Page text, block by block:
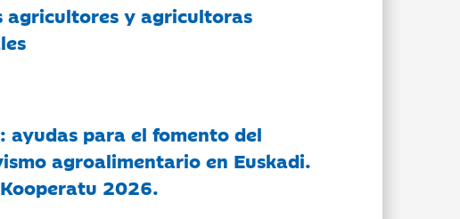
agricultores y agricultoras
ayudas para el fomento del
agroalimentario en Euskadi.
2026.